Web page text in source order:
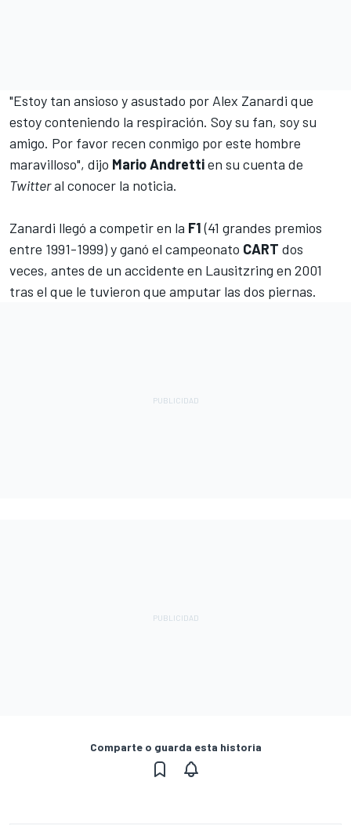
"Estoy tan ansioso y asustado por Alex Zanardi que
estoy conteniendo la respiración. Soy su fan, soy su
amigo. Por favor recen conmigo por este hombre
maravilloso", dijo Mario Andrettien su cuenta de
Twitteral conocer la noticia.
Zanardi llegó a competir en la F1(41 grandes premios
entre 1991-1999) y ganó el campeonato CART dos
veces, antes de un accidente en Lausitzring en 2001
tras el que le tuvieron que amputar las dos piernas.
Comparte o guarda esta historia